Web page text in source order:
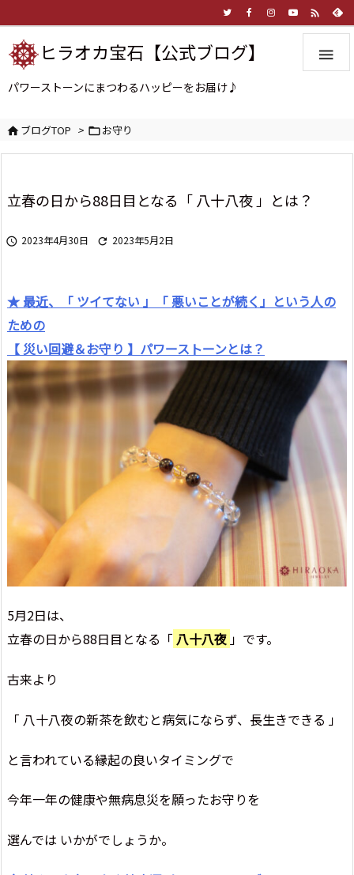


ヒラオカ宝石【公式ブログ】
パワーストーンにまつわるハッピーをお届け♪
ブログTOP > お守り
立春の日から88日目となる「 八十八夜 」とは？
 2023年4月30日  2023年5月2日
★ 最近、「 ツイてない 」「 悪いことが続く」という人の
ための
【 災い回避＆お守り 】パワーストーンとは？
5月2日は、
立春の日から88日目となる「 八十八夜」です。
古来より
「 八十八夜の新茶を飲むと病気にならず、長生きできる 」
と言われている縁起の良いタイミングで
今年一年の健康や無病息災を願ったお守りを
選んでは いかがでしょうか。